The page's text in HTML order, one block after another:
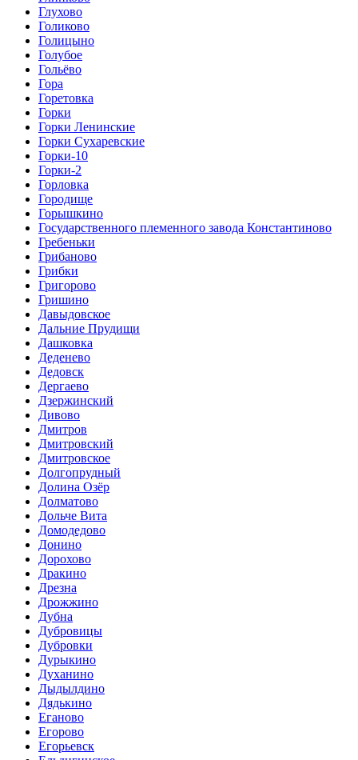
Глухово
Голиково
Голицыно
Голубое
Гольёво
Гора
Горетовка
Горки
Горки Ленинские
Горки Сухаревские
Горки-10
Горки-2
Горловка
Городище
Горышкино
Государственного племенного завода Константиново
Гребеньки
Грибаново
Грибки
Григорово
Гришино
Давыдовское
Дальние Прудищи
Дашковка
Деденево
Дедовск
Дергаево
Дзержинский
Дивово
Дмитров
Дмитровский
Дмитровское
Долгопрудный
Долина Озёр
Долматово
Дольче Вита
Домодедово
Донино
Дорохово
Дракино
Дрезна
Дрожжино
Дубна
Дубровицы
Дубровки
Дурыкино
Духанино
Дыдылдино
Дядькино
Еганово
Егорово
Егорьевск